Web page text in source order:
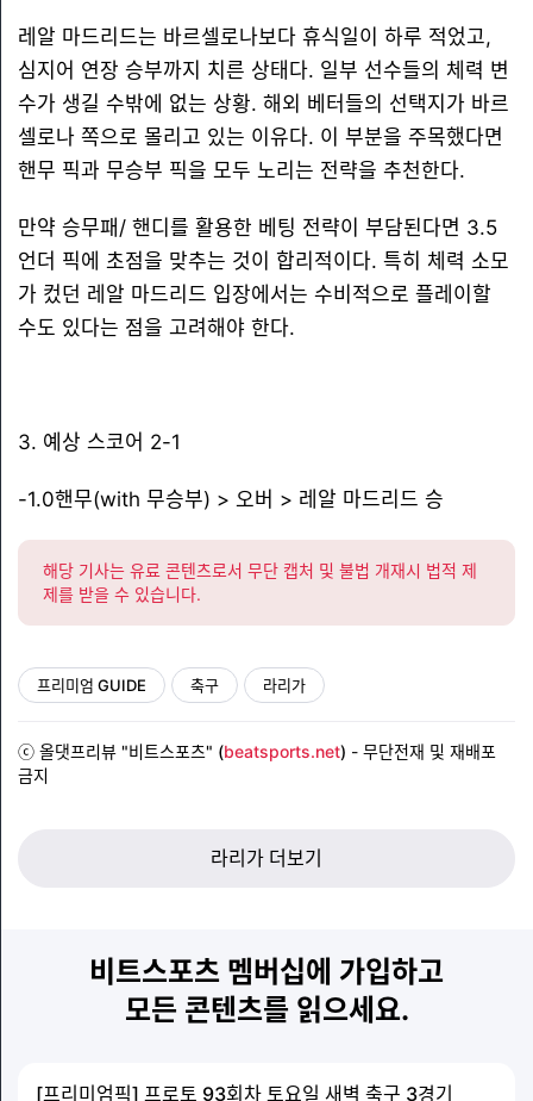
레알 마드리드는 바르셀로나보다 휴식일이 하루 적었고,
심지어 연장 승부까지 치른 상태다. 일부 선수들의 체력 변
수가 생길 수밖에 없는 상황. 해외 베터들의 선택지가 바르
셀로나 쪽으로 몰리고 있는 이유다. 이 부분을 주목했다면
핸무 픽과 무승부 픽을 모두 노리는 전략을 추천한다.
만약 승무패/ 핸디를 활용한 베팅 전략이 부담된다면 3.5
언더 픽에 초점을 맞추는 것이 합리적이다. 특히 체력 소모
가 컸던 레알 마드리드 입장에서는 수비적으로 플레이할
수도 있다는 점을 고려해야 한다.
3. 예상 스코어 2-1
-1.0핸무(with 무승부) > 오버 > 레알 마드리드 승
해당 기사는 유료 콘텐츠로서 무단 캡처 및 불법 개재시 법적 제
제를 받을 수 있습니다.
프리미엄 GUIDE 축구 라리가
ⓒ 올댓프리뷰 "비트스포츠" (beatsports.net) - 무단전재 및 재배포
금지
라리가 더보기
비트스포츠 멤버십에 가입하고
모든 콘텐츠를 읽으세요.
[프리미엄픽] 프로토 93회차 토요일 새벽 축구 3경기